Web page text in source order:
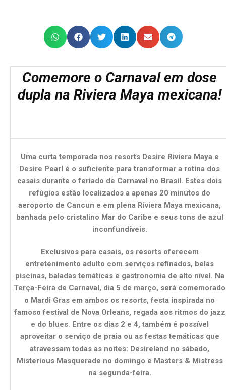
Comemore o Carnaval em dose
dupla na Riviera Maya mexicana!
Uma curta temporada nos resorts Desire Riviera Maya e
Desire Pearl é o suficiente para transformar a rotina dos
casais durante o feriado de Carnaval no Brasil. Estes dois
refúgios estão localizados a apenas 20 minutos do
aeroporto de Cancun e em plena Riviera Maya mexicana,
banhada pelo cristalino Mar do Caribe e seus tons de azul
inconfundíveis.
Exclusivos para casais, os resorts oferecem
entretenimento adulto com serviços refinados, belas
piscinas, baladas temáticas e gastronomia de alto nível. Na
Terça-Feira de Carnaval, dia 5 de março, será comemorado
o Mardi Gras em ambos os resorts, festa inspirada no
famoso festival de Nova Orleans, regada aos ritmos do jazz
e do blues. Entre os dias 2 e 4, também é possível
aproveitar o serviço de praia ou as festas temáticas que
atravessam todas as noites: Desireland no sábado,
Misterious Masquerade no domingo e Masters & Mistress
na segunda-feira.